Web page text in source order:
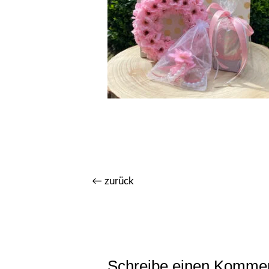
← zurück